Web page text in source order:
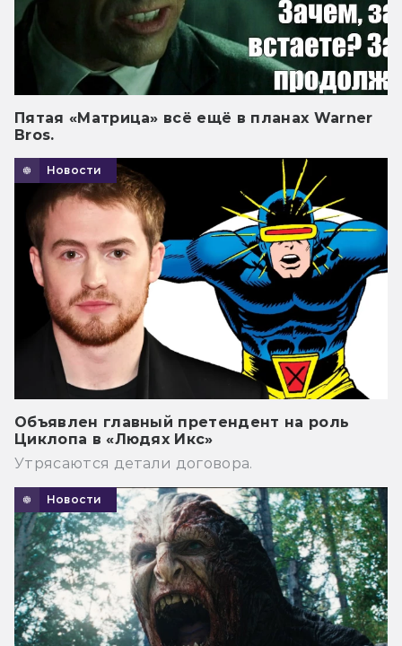
Пятая «Матрица» всё ещё в планах Warner
Bros.
Новости
Объявлен главный претендент на роль
Циклопа в «Людях Икс»
Утрясаются детали договора.
Новости